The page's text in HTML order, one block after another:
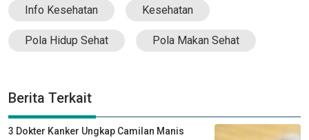
Info Kesehatan Kesehatan
Pola Hidup Sehat Pola Makan Sehat
Berita Terkait
3 Dokter Kanker Ungkap Camilan Manis